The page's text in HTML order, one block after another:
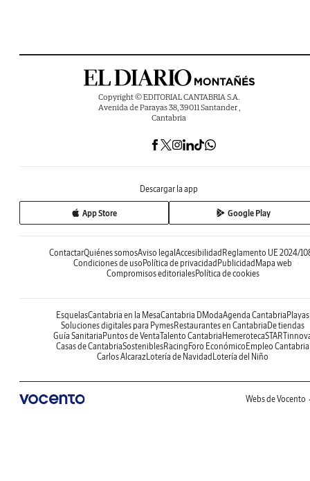
Copyright © EDITORIAL CANTABRIA S.A.
Avenida de Parayas 38, 39011 Santander ,
Cantabria
Descargar la app
App Store Google Play
ContactarQuiénes somosAviso legal Accesibilidad Reglamento UE 2024/
Condiciones de uso Política de privacidad Publicidad Mapa web
Compromisos editorialesPolítica de cookies
EsquelasCantabria en la MesaCantabria DModaAgenda Cantabria Playas
Soluciones digitales para PymesRestaurantes en Cantabria De tiendas
Guía Sanitaria Puntos de VentaTalento Cantabria Hemeroteca
Casas de CantabriaSosteniblesRacing Foro Económico Empleo Cantabria
Carlos AlcarazLotería de Navidad Lotería del Niño
Webs de Vocento